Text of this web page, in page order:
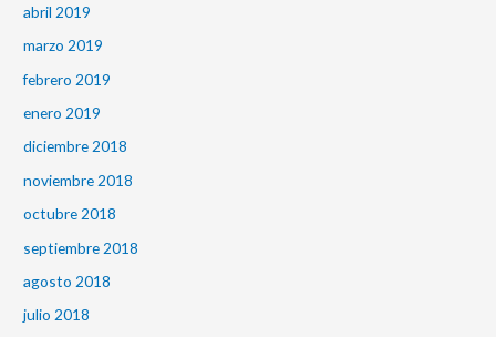
abril 2019
marzo 2019
febrero 2019
enero 2019
diciembre 2018
noviembre 2018
octubre 2018
septiembre 2018
agosto 2018
julio 2018